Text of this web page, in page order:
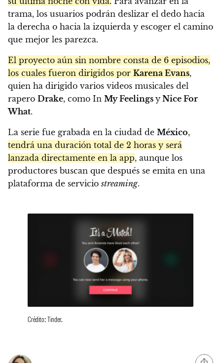
trama, los usuarios podrán deslizar el dedo hacia
la derecha o hacia la izquierda y escoger el camino
que mejor les parezca.
El proyecto aún sin nombre consta de 6 episodios,
los cuales fueron dirigidos por Karena Evans,
quien ha dirigido varios videos musicales del
rapero Drake, como In My Feelings y Nice For
What.
La serie fue grabada en la ciudad de México,
tendrá una duración total de 2 horas y será
lanzada directamente en la app, aunque los
productores buscan que después se emita en una
plataforma de serviciostreaming.
Crédito: Tinder.